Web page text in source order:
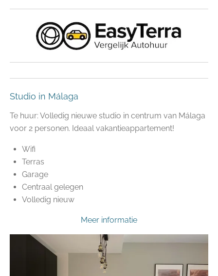
Studio in Málaga
Te huur: Volledig nieuwe studio in centrum van Málaga
voor 2 personen. Ideaal vakantieappartement!
Wifi
Terras
Garage
Centraal gelegen
Volledig nieuw
Meer informatie